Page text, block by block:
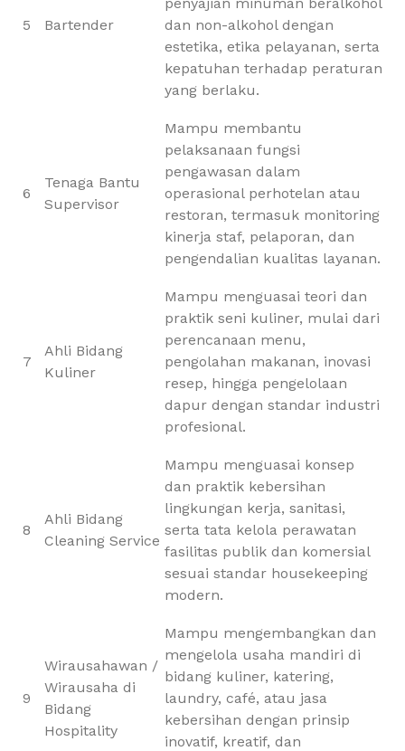
5 Bartender
dan non-alkohol dengan
estetika, etika pelayanan, serta
kepatuhan terhadap peraturan
yang berlaku.
6
Tenaga Bantu
Supervisor
Mampu membantu
pelaksanaan fungsi
pengawasan dalam
operasional perhotelan atau
restoran, termasuk monitoring
kinerja staf, pelaporan, dan
pengendalian kualitas layanan.
7
Ahli Bidang
Kuliner
Mampu menguasai teori dan
praktik seni kuliner, mulai dari
perencanaan menu,
pengolahan makanan, inovasi
resep, hingga pengelolaan
dapur dengan standar industri
profesional.
8
Ahli Bidang
Cleaning Service
Mampu menguasai konsep
dan praktik kebersihan
lingkungan kerja, sanitasi,
serta tata kelola perawatan
fasilitas publik dan komersial
sesuai standar housekeeping
modern.
9
Wirausahawan /
Wirausaha di
Bidang
Hospitality
Mampu mengembangkan dan
mengelola usaha mandiri di
bidang kuliner, katering,
laundry, café, atau jasa
kebersihan dengan prinsip
inovatif, kreatif, dan